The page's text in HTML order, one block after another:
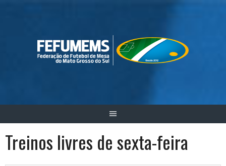
Treinos livres de sexta-feira